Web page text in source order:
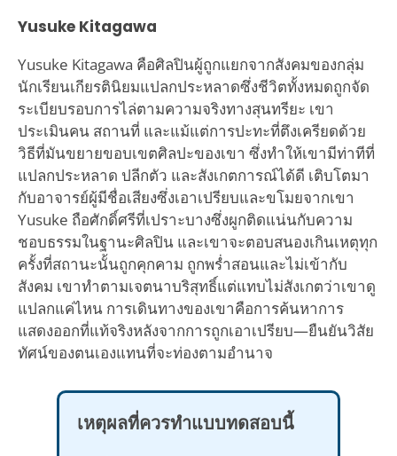
Yusuke Kitagawa
Yusuke Kitagawa คือศิลปินผู้ถูกแยกจากสังคมของกลุ่ม
นักเรียนเกียรตินิยมแปลกประหลาดซึ่งชีวิตทั้งหมดถูกจัด
ระเบียบรอบการไล่ตามความจริงทางสุนทรียะ เขา
ประเมินคน สถานที่ และแม้แต่การปะทะที่ตึงเครียดด้วย
วิธีที่มันขยายขอบเขตศิลปะของเขา ซึ่งทำให้เขามีท่าทีที่
แปลกประหลาด ปลีกตัว และสังเกตการณ์ได้ดี เติบโตมา
กับอาจารย์ผู้มีชื่อเสียงซึ่งเอาเปรียบและขโมยจากเขา
Yusuke ถือศักดิ์ศรีที่เปราะบางซึ่งผูกติดแน่นกับความ
ชอบธรรมในฐานะศิลปิน และเขาจะตอบสนองเกินเหตุทุก
ครั้งที่สถานะนั้นถูกคุกคาม ถูกพร่ำสอนและไม่เข้ากับ
สังคม เขาทำตามเจตนาบริสุทธิ์แต่แทบไม่สังเกตว่าเขาดู
แปลกแค่ไหน การเดินทางของเขาคือการค้นหาการ
แสดงออกที่แท้จริงหลังจากการถูกเอาเปรียบ—ยืนยันวิสัย
ทัศน์ของตนเองแทนที่จะท่องตามอำนาจ
เหตุผลที่ควรทำแบบทดสอบนี้